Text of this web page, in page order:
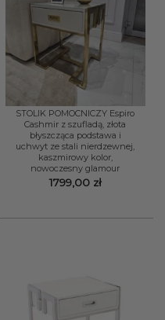
STOLIK POMOCNICZY Espiro
Cashmir z szufladą, złota
błyszcząca podstawa i
uchwyt ze stali nierdzewnej,
kaszmirowy kolor,
nowoczesny glamour
1799,00 zł